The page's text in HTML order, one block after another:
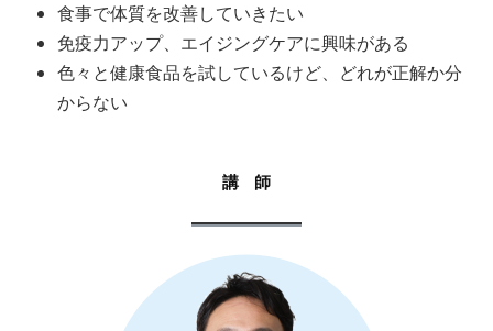
食事で体質を改善していきたい
免疫力アップ、エイジングケアに興味がある
色々と健康食品を試しているけど、どれが正解か分
からない
講 師